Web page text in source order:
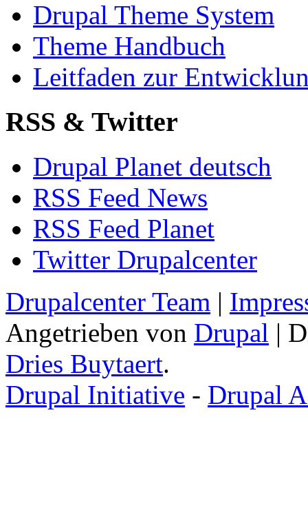
Drupal Theme System
Theme Handbuch
Leitfaden zur
RSS & Twitter
Drupal Planet deutsch
RSS Feed News
RSS Feed Planet
Twitter Drupalcenter
Drupalcenter Team |
Angetrieben von Drupal |
Dries Buytaert.
Drupal Initiative - Drupal